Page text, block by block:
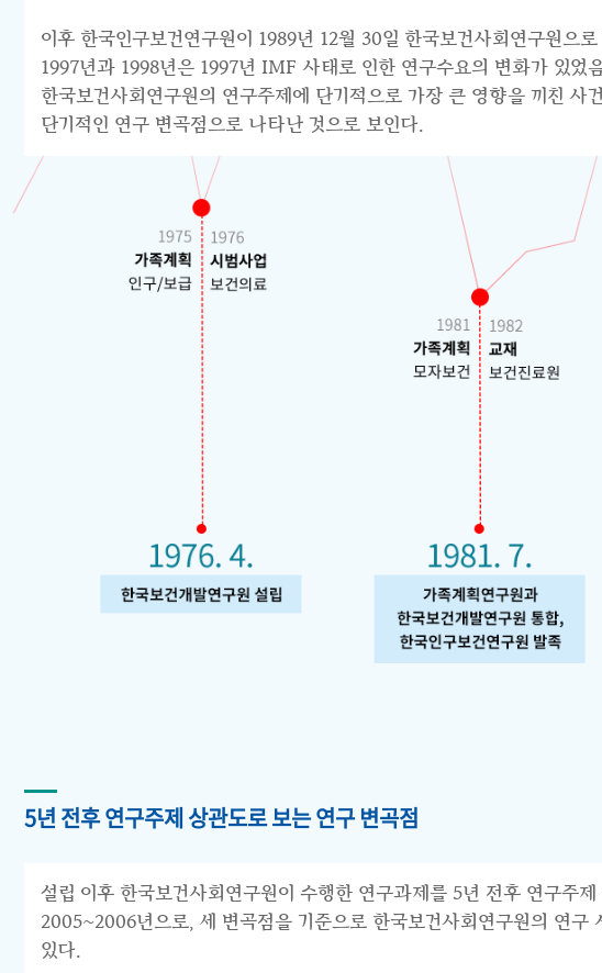
이후 한국인구보건연구원이 1989년 12월 30일 한국보건사회연구원
1997년과 1998년은 1997년 IMF 사태로 인한 연구수요의 변화가 있
한국보건사회연구원의 연구주제에 단기적으로 가장 큰 영향을 끼친
단기적인 연구 변곡점으로 나타난 것으로 보인다.
5년 전후 연구주제 상관도로 보는 연구 변곡점
설립 이후 한국보건사회연구원이 수행한 연구과제를 5년 전후 연구주
2005~2006년으로, 세 변곡점을 기준으로 한국보건사회연구원의 연
있다.